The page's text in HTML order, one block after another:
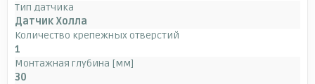
Тип датчика
Датчик Холла
Количество крепежных отверстий
1
Монтажная глубина [мм]
30